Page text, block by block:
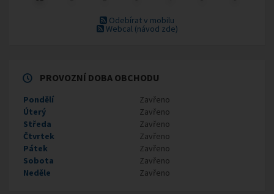
Odebírat v mobilu
Webcal (návod zde)
PROVOZNÍ DOBA OBCHODU
Pondělí
Zavřeno
Úterý
Zavřeno
Středa
Zavřeno
Čtvrtek
Zavřeno
Pátek
Zavřeno
Sobota
Zavřeno
Neděle
Zavřeno